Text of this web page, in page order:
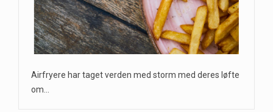
Airfryere har taget verden med storm med deres løfte
om…